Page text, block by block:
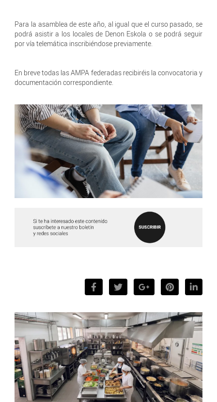
Para la asamblea de este año, al igual que el curso pasado, se
podrá asistir a los locales de Denon Eskola o se podrá seguir
por vía telemática inscribiéndose previamente.
En breve todas las AMPA federadas recibiréis la convocatoria y
documentación correspondiente.